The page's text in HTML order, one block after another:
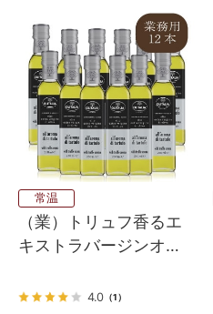
常温
（業）トリュフ香るエ
キストラバージンオリ
4.0 （1）